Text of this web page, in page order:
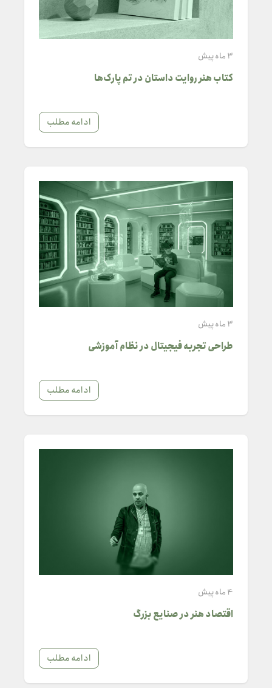
3 ماه پیش
کتاب هنر روایت داستان در تم پارک‌ها
ادامه مطلب
3 ماه پیش
طراحی تجربه فیجیتال در نظام آموزشی
ادامه مطلب
4 ماه پیش
اقتصاد هنر در صنایع بزرگ
ادامه مطلب